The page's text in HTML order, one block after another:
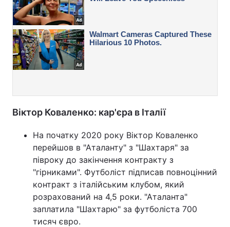
Віктор Коваленко: кар'єра в Італії
На початку 2020 року Віктор Коваленко
перейшов в "Аталанту" з "Шахтаря" за
півроку до закінчення контракту з
"гірниками". Футболіст підписав повноцінний
контракт з італійським клубом, який
розрахований на 4,5 роки. "Аталанта"
заплатила "Шахтарю" за футболіста 700
тисяч євро.